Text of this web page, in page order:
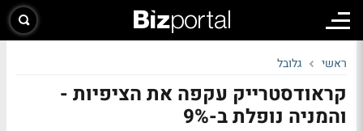
ראשי גלובל
קראודסטרייק עקפה את הציפיות -
והמניה נופלת ב-9%